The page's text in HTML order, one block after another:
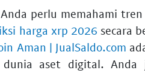
perlu memahami
harga xrp 2026 secara
Aman | JualSaldo.com
aset digital. Anda